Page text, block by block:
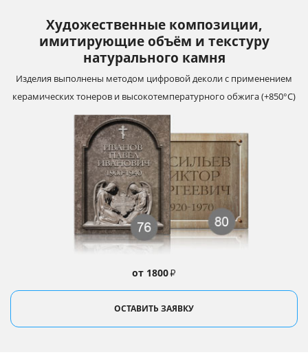
Художественные композиции,
имитирующие объём и текстуру
натурального камня
от 1800₽
Изделия выполнены методом цифровой деколи с применением
керамических тонеров и высокотемпературного обжига (+850°С)
ОСТАВИТЬ ЗАЯВКУ